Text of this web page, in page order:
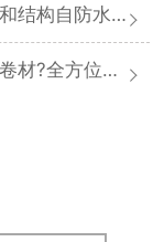
自防水差在哪
方位对比分析